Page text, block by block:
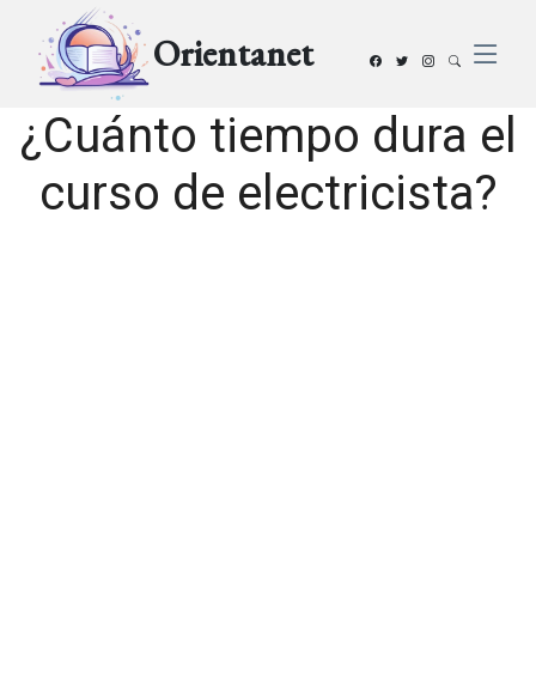
Orientanet
¿Cuánto tiempo dura el
curso de electricista?